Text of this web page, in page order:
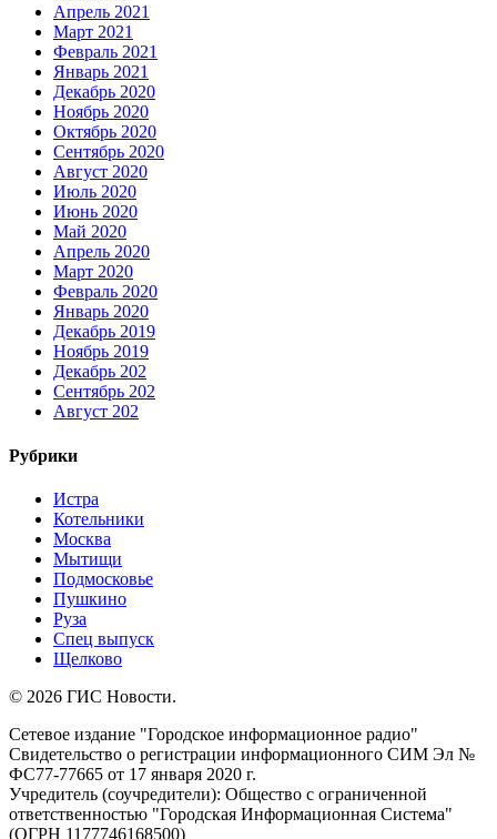
Апрель 2021
Март 2021
Февраль 2021
Январь 2021
Декабрь 2020
Ноябрь 2020
Октябрь 2020
Сентябрь 2020
Август 2020
Июль 2020
Июнь 2020
Май 2020
Апрель 2020
Март 2020
Февраль 2020
Январь 2020
Декабрь 2019
Ноябрь 2019
Декабрь 202
Сентябрь 202
Август 202
Рубрики
Истра
Котельники
Москва
Мытищи
Подмосковье
Пушкино
Руза
Спец выпуск
Щелково
© 2026 ГИС Новости.
Сетевое издание "Городское информационное радио"
Свидетельство о регистрации информационного СИМ Эл №
ФС77-77665 от 17 января 2020 г.
Учредитель (соучредители): Общество с ограниченной
ответственностью "Городская Информационная Система"
(ОГРН 1177746168500)